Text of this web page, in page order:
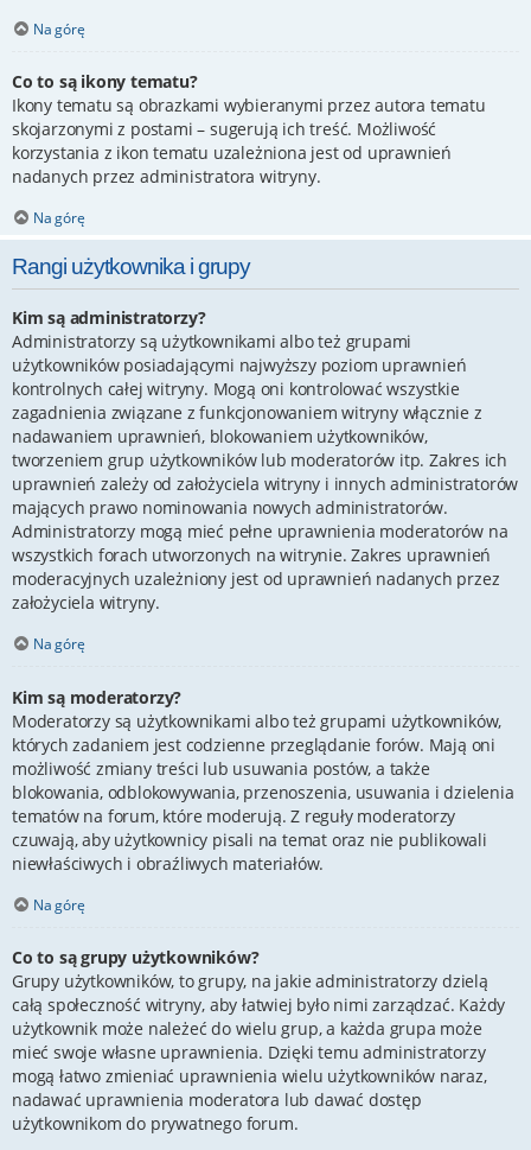
Na górę
Co to są ikony tematu?
Ikony tematu są obrazkami wybieranymi przez autora tematu
skojarzonymi z postami – sugerują ich treść. Możliwość
korzystania z ikon tematu uzależniona jest od uprawnień
nadanych przez administratora witryny.
Na górę
Rangi użytkownika i grupy
Kim są administratorzy?
Administratorzy są użytkownikami albo też grupami
użytkowników posiadającymi najwyższy poziom uprawnień
kontrolnych całej witryny. Mogą oni kontrolować wszystkie
zagadnienia związane z funkcjonowaniem witryny włącznie z
nadawaniem uprawnień, blokowaniem użytkowników,
tworzeniem grup użytkowników lub moderatorów itp. Zakres ich
uprawnień zależy od założyciela witryny i innych administratorów
mających prawo nominowania nowych administratorów.
Administratorzy mogą mieć pełne uprawnienia moderatorów na
wszystkich forach utworzonych na witrynie. Zakres uprawnień
moderacyjnych uzależniony jest od uprawnień nadanych przez
założyciela witryny.
Na górę
Kim są moderatorzy?
Moderatorzy są użytkownikami albo też grupami użytkowników,
których zadaniem jest codzienne przeglądanie forów. Mają oni
możliwość zmiany treści lub usuwania postów, a także
blokowania, odblokowywania, przenoszenia, usuwania i dzielenia
tematów na forum, które moderują. Z reguły moderatorzy
czuwają, aby użytkownicy pisali na temat oraz nie publikowali
niewłaściwych i obraźliwych materiałów.
Na górę
Co to są grupy użytkowników?
Grupy użytkowników, to grupy, na jakie administratorzy dzielą
całą społeczność witryny, aby łatwiej było nimi zarządzać. Każdy
użytkownik może należeć do wielu grup, a każda grupa może
mieć swoje własne uprawnienia. Dzięki temu administratorzy
mogą łatwo zmieniać uprawnienia wielu użytkowników naraz,
nadawać uprawnienia moderatora lub dawać dostęp
użytkownikom do prywatnego forum.